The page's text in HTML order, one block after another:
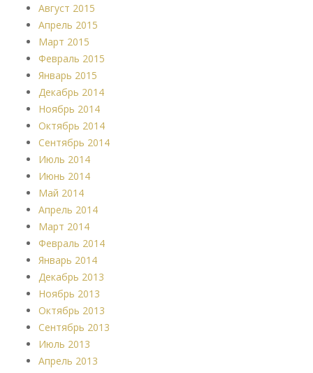
Август 2015
Апрель 2015
Март 2015
Февраль 2015
Январь 2015
Декабрь 2014
Ноябрь 2014
Октябрь 2014
Сентябрь 2014
Июль 2014
Июнь 2014
Май 2014
Апрель 2014
Март 2014
Февраль 2014
Январь 2014
Декабрь 2013
Ноябрь 2013
Октябрь 2013
Сентябрь 2013
Июль 2013
Апрель 2013